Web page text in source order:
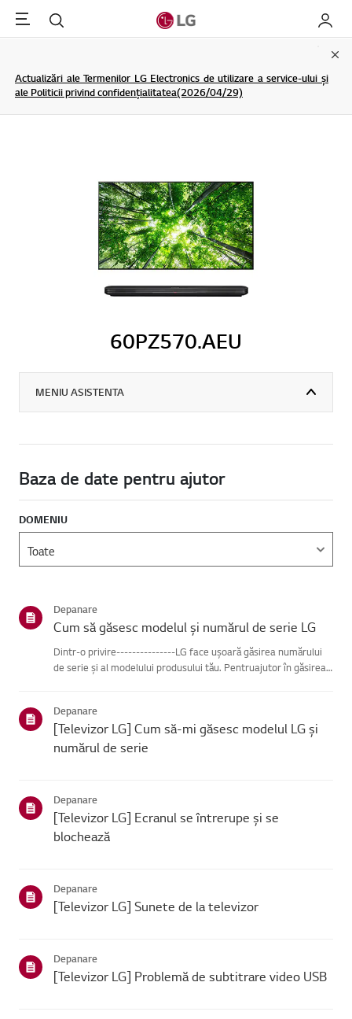
Menu Cautare My LG
Actualizări ale Termenilor LG Electronics de utilizare a service-ului și
ale Politicii privind confidențialitatea(2026/04/29)
60PZ570.AEU
MENIU ASISTENTA
Baza de date pentru ajutor
DOMENIU
Depanare
Cum să găsesc modelul și numărul de serie LG
Dintr-o privire---------------LG face ușoară găsirea numărului
de serie și al modelului produsului tău. Pentruajutor în găsirea
Depanare
[Televizor LG] Cum să-mi găsesc modelul LG și
numărul de serie
Depanare
[Televizor LG] Ecranul se întrerupe și se
blochează
Depanare
[Televizor LG] Sunete de la televizor
Depanare
[Televizor LG] Problemă de subtitrare video USB